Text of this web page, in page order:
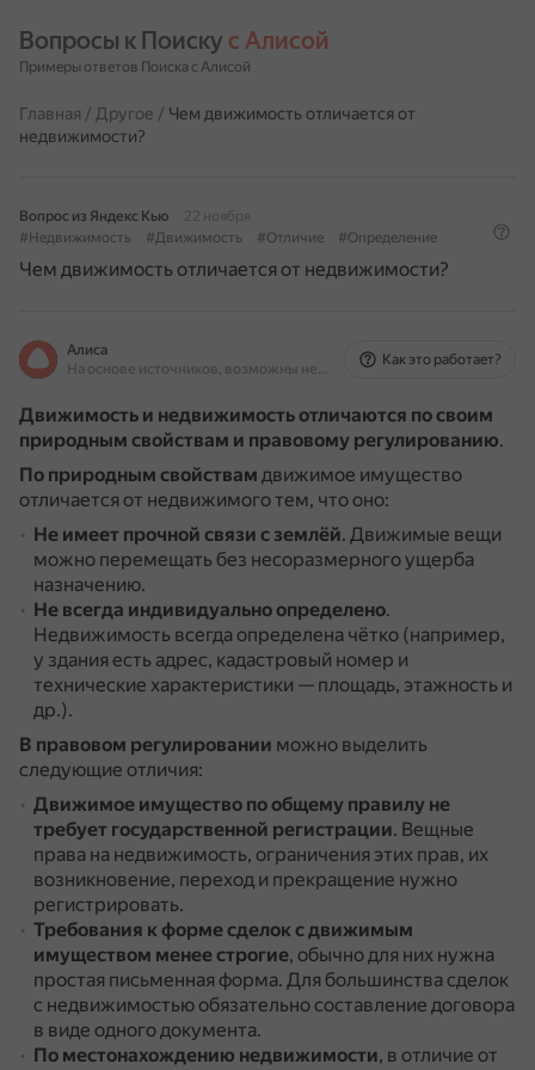
Вопросы к Поиску с Алисой
Примеры ответов Поиска с Алисой
Главная / Другое / Чем движимость отличается от
недвижимости?
Вопрос из Яндекс Кью
22 ноября
#Недвижимость
#Движимость #Отличие #Определение
Чем движимость отличается от недвижимости?
Алиса
На основе источников, возможны неточности
Как это работает?
Движимость и недвижимость отличаются по своим
природным свойствам и правовому регулированию.
По природным свойствам движимое имущество
отличается от недвижимого тем, что оно:
Не имеет прочной связи с землёй. Движимые вещи
можно перемещать без несоразмерного ущерба
назначению.
Не всегда индивидуально определено.
Недвижимость всегда определена чётко (например,
у здания есть адрес, кадастровый номер и
технические характеристики — площадь, этажность и
др.).
В правовом регулировании можно выделить
следующие отличия:
Движимое имущество по общему правилу не
требует государственной регистрации. Вещные
права на недвижимость, ограничения этих прав, их
возникновение, переход и прекращение нужно
регистрировать.
Требования к форме сделок с движимым
имуществом менее строгие, обычно для них нужна
простая письменная форма. Для большинства сделок
с недвижимостью обязательно составление договора
в виде одного документа.
По местонахождению недвижимости, в отличие от